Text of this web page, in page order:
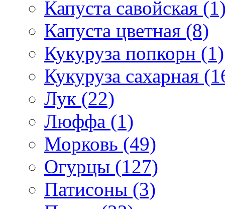
Капуста савойская
Капуста цветная (8)
Кукуруза попкорн (1)
Кукуруза сахарная
Лук (22)
Люффа (1)
Морковь (49)
Огурцы (127)
Патисоны (3)